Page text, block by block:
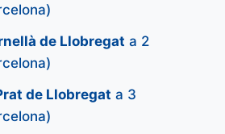
de Llobregat a 2
de Llobregat a 3